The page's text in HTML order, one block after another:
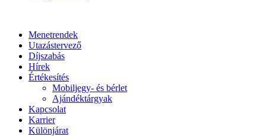
Menetrendek
Utazástervező
Díjszabás
Hírek
Értékesítés
Mobiljegy- és bérlet
Ajándéktárgyak
Kapcsolat
Karrier
Különjárat